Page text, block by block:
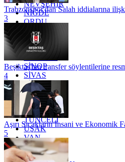
NEVŞEHİR
NİĞDE
ORDU
OSMANİYE
RİZE
SAKARYA
SİNOP
SİVAS
SİİRT
TEKİRDAĞ
TOKAT
TRABZON
TUNCELİ
UŞAK
VAN
YALOVA
YOZGAT
Trabzonspor'dan Salah iddialarına
3
Beşiktaş'tan transfer söylentilerine
4
Aşırı Sıcakların İnsani ve Ekonomik
5